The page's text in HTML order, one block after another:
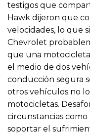
testigos que
Hawk dijeron que
velocidades, lo que
Chevrolet
que una
el medio de dos
conducción segura
otros vehículos no
motocicletas.
circunstancias
soportar el